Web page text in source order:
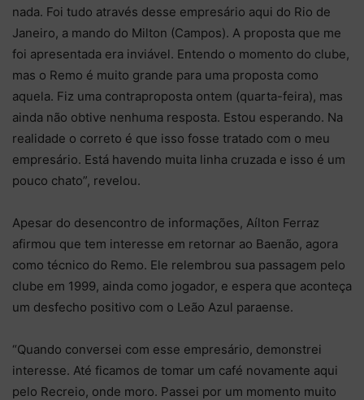
nada. Foi tudo através desse empresário aqui do Rio de
Janeiro, a mando do Milton (Campos). A proposta que me
foi apresentada era inviável. Entendo o momento do clube,
mas o Remo é muito grande para uma proposta como
aquela. Fiz uma contraproposta ontem (quarta-feira), mas
ainda não obtive nenhuma resposta. Estou esperando. Na
realidade o correto é que isso fosse tratado com o meu
empresário. Está havendo muita linha cruzada e isso é um
pouco chato”, revelou.
Apesar do desencontro de informações, Aílton Ferraz
afirmou que tem interesse em retornar ao Baenão, agora
como técnico do Remo. Ele relembrou sua passagem pelo
clube em 1999, ainda como jogador, e espera que aconteça
um desfecho positivo com o Leão Azul paraense.
“Quando conversei com esse empresário, demonstrei
interesse. Até ficamos de tomar um café novamente aqui
pelo Recreio, onde moro. Passei por um momento muito